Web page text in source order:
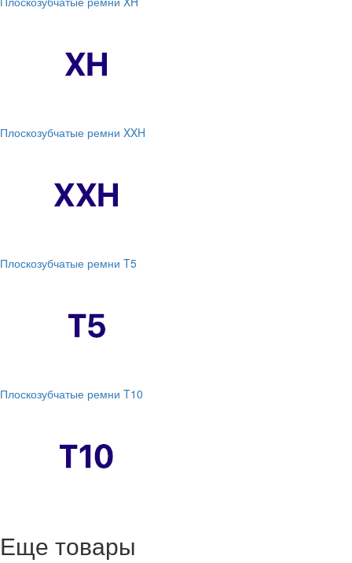
Плоскозубчатые ремни XXH
Плоскозубчатые ремни T5
Плоскозубчатые ремни T10
Еще товары